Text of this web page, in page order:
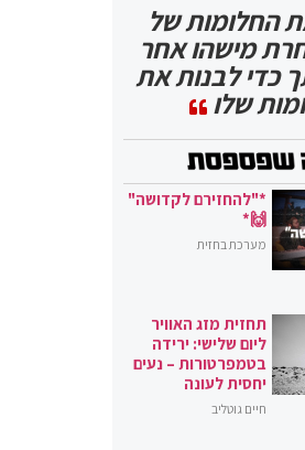
החלומות של
מישהו אחר
כדי לבנות את
שלו
*"להחזירם לקדושה"
🙌*
מערכת בחזית
תחזית מזג האוויר
ליום שלישי: ירידה
בטמפרטורות – נעים
יחסית לעונה
חיים גוטליב